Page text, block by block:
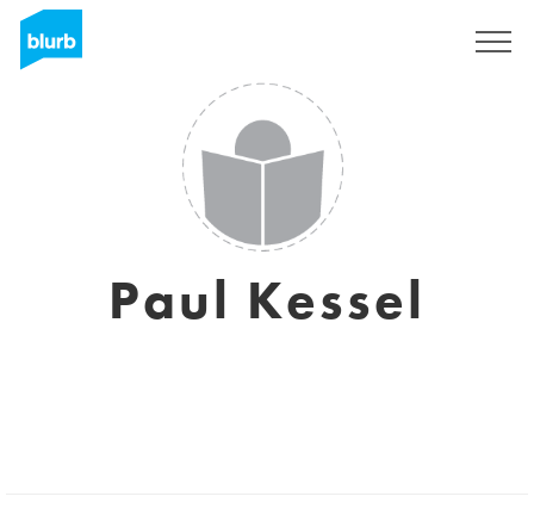
Paul Kessel